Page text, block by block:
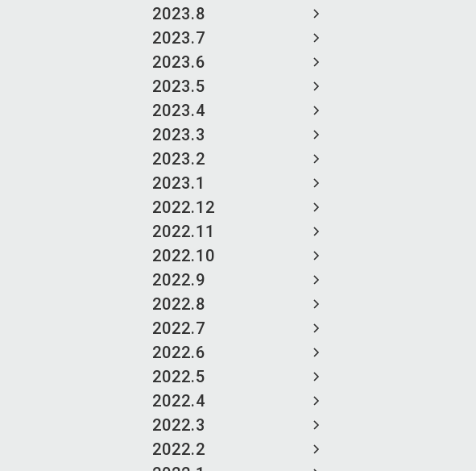
2023.8
2023.7
2023.6
2023.5
2023.4
2023.3
2023.2
2023.1
2022.12
2022.11
2022.10
2022.9
2022.8
2022.7
2022.6
2022.5
2022.4
2022.3
2022.2